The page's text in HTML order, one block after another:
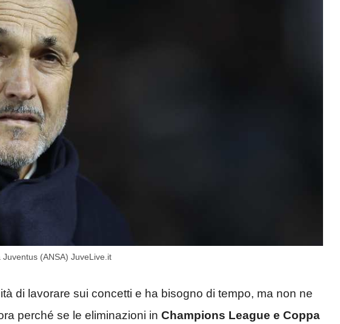
(ANSA) JuveLive.it
di lavorare sui concetti e ha bisogno di tempo, ma non ne
perché se le eliminazioni in Champions League e Coppa